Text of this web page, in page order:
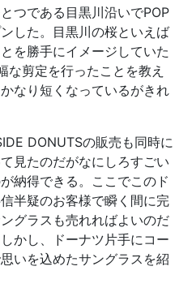
つである目黒川沿いでPOP
した。目黒川の桜といえば
を勝手にイメージしていた
な剪定を行ったことを教え
なり短くなっているがきれ
DONUTSの販売も同時に
見たのだがなにしろすごい
納得できる。ここでこのド
半疑のお客様で瞬く間に完
グラスも売れればよいのだ
かし、ドーナツ片手にコー
いを込めたサングラスを紹